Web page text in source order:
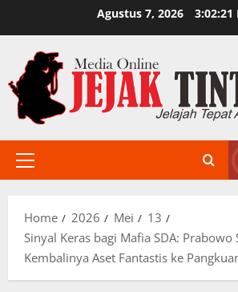
to
content
Agustus 7, 2026 3:02:23
Primary
Home 2026 Mei
13
Sinyal Keras bagi Mafia SDA: Prabowo
Kembalinya Aset Fantastis ke